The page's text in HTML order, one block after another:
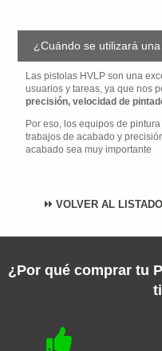
¿Cuándo se utilizará
Las pistolas HVLP son una
usuarios y tareas, ya que nos
precisión, velocidad de
Por eso, los equipos de
trabajos de acabado y
acabado sea muy importante
VOLVER AL
¿Por qué comprar tu